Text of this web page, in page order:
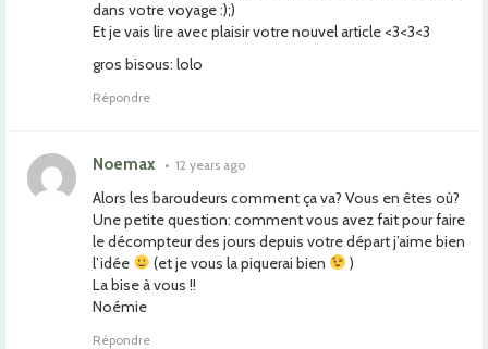
dans votre voyage :);)
Et je vais lire avec plaisir votre nouvel article <3<3<3
gros bisous: lolo
Répondre
Noemax • 12 years ago
Alors les baroudeurs comment ça va? Vous en êtes où?
Une petite question: comment vous avez fait pour faire
le décompteur des jours depuis votre départ j’aime bien
l’idée
(et je vous la piquerai bien
)
La bise à vous !!
Noémie
Répondre